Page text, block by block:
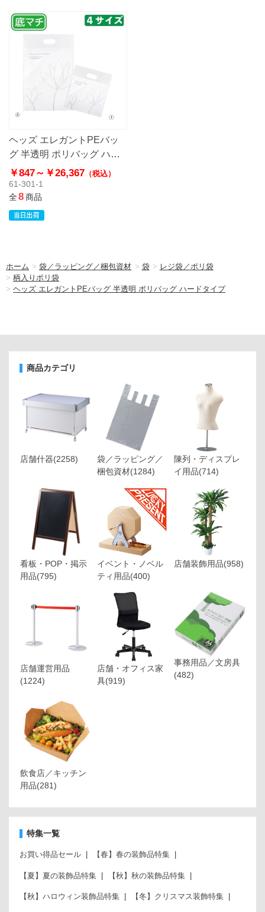
ヘッズ エレガントPEバッ
グ 半透明 ポリバッグ ハー
ドタイプ
￥847～ ￥26,367 （税込）
61-301-1
全8商品
ホーム >袋／ラッピング／梱包資材 > 袋 > レジ袋／ポリ袋
> 柄入りポリ袋
> ヘッズ エレガントPEバッグ 半透明 ポリバッグ ハードタイプ
商品カテゴリ
店舗什器(2258)
袋／ラッピング／
梱包資材(1284)
陳列・ディスプレ
イ用品(714)
看板・POP・掲示
用品(795)
イベント・ノベル
ティ用品(400)
店舗装飾用品(958)
店舗運営用品
(1224)
店舗・オフィス家
具(919)
事務用品／文房具
(482)
飲食店／キッチン
用品(281)
特集一覧
お買い得品セール 【春】春の装飾品特集
【夏】夏の装飾品特集 【秋】秋の装飾品特集
【秋】ハロウィン装飾品特集 【冬】クリスマス装飾特集